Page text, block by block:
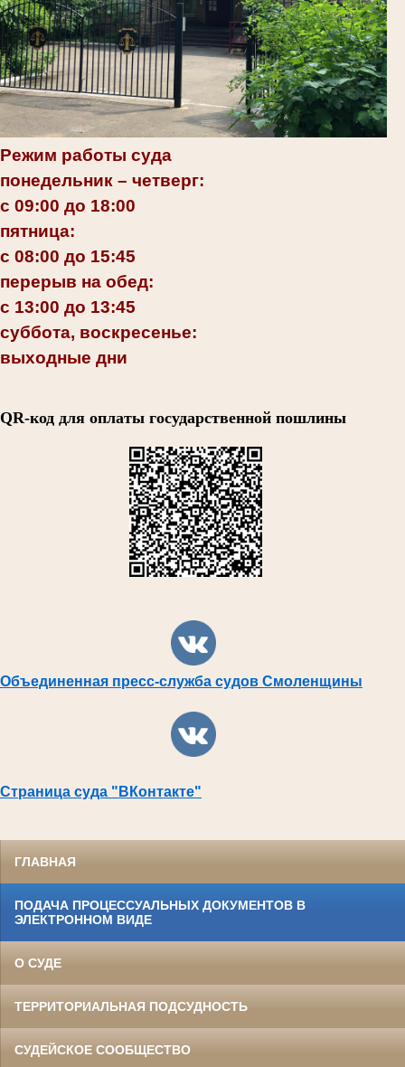
Режим работы суда
понедельник – четверг:
с 09:00 до 18:00
пятница:
с 08:00 до 15:45
перерыв на обед:
с 13:00 до 13:45
суббота, воскресенье:
выходные дни
QR-код для оплаты государственной пошлины
Объединенная пресс-служба судов Смоленщины
Страница суда "ВКонтакте"
ГЛАВНАЯ
ПОДАЧА ПРОЦЕССУАЛЬНЫХ ДОКУМЕНТОВ В
ЭЛЕКТРОННОМ ВИДЕ
О СУДЕ
ТЕРРИТОРИАЛЬНАЯ ПОДСУДНОСТЬ
СУДЕЙСКОЕ СООБЩЕСТВО